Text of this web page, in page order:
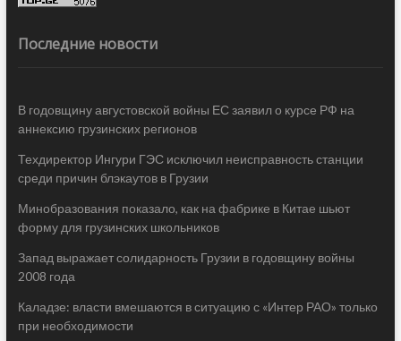
Последние новости
В годовщину августовской войны ЕС заявил о курсе РФ на
аннексию грузинских регионов
Техдиректор Ингури ГЭС исключил неисправность станции
среди причин блэкаутов в Грузии
Минобразования показало, как на фабрике в Китае шьют
форму для грузинских школьников
Запад выражает солидарность Грузии в годовщину войны
2008 года
Каладзе: власти вмешаются в ситуацию с «Интер РАО» только
при необходимости